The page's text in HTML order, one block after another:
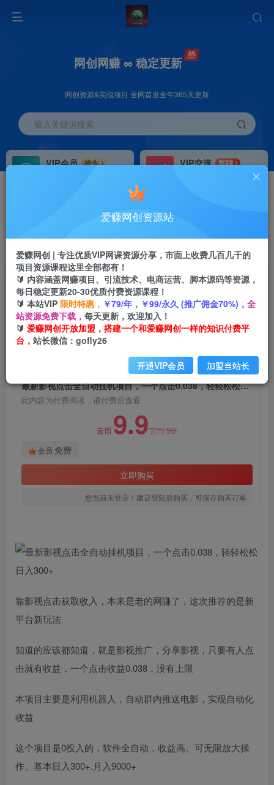
网创网赚 ∞ 稳定更新
网创资源&实战项目 全网首发全年365天更新
输入关键词搜索
VIP会员
抢先
VIP交流
群聊
研究探讨更多创业项目路子。
会员专属推广链接
首页 创业课程 会员免费 正文
最新影视点击全自动挂机项目，一个点击0.038，
轻轻松松日入300+
爱赚网创
2年前发布
关注 私信
最新影视点击全自动挂机项目，一个点击0.038，轻轻松松日入300+
此内容为付费阅读，请付费后查看
云币 9.9云币99
会员 免费
立即购买
您当前未登录！建议登陆后购买，可保存购买订单
靠影视点击获取收入，本来是老的网賺了，这次推荐的是新
平台新玩法
知道的应该都知道，就是影视推广，分享影视，只要有人点
击就有收益，一个点击收益0.038，没有上限
本项目主要是利用机器人，自动群内推送电影，实现自动化
收益
这个项目是0投入的，软件全自动，收益高。可无限放大操
作。基本日入300+.月入9000+
爱赚网创资源站
爱赚网创 | 专注优质VIP网课资源分享，市面上收费几百几千的
项目资源课程这里全部都有！
🔰 内容涵盖网赚项目、引流技术、电商运营、脚本源码等资源，
每日稳定更新20-30优质付费资源课程！
🔰 本站VIP 限时特惠， ￥79/年，￥99/永久 (推广佣金70%)， 全
站资源免费下载， 每天更新，欢迎加入！
🔰 爱赚网创开放加盟，搭建一个和爱赚网创一样的知识付费平
台， 站长微信：gofly26
开通VIP会员 加盟当站长